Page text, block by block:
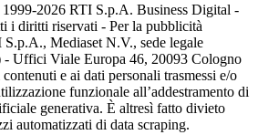
2026 RTI S.p.A. Business Digital -
i diritti riservati - Per la pubblicità
Mediaset N.V., sede legale
- Uffici Viale Europa 46, 20093 Cologno
e ai dati personali trasmessi e/o
funzionale all’addestramento di
generativa. È altresì fatto divieto
automatizzati di data scraping.